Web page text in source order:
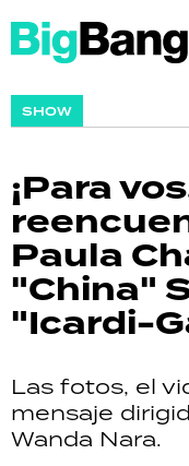
SHOW
¡Para
Paula
"China"
"Icardi-
Las fotos, el
mensaje
Wanda Nara.
SHOW
SALUD